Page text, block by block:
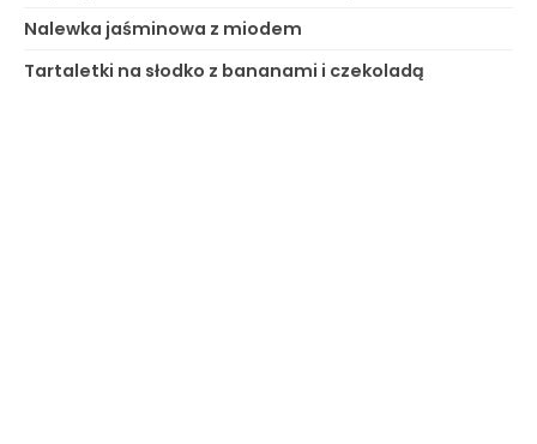
Nalewka jaśminowa z miodem
Tartaletki na słodko z bananami i czekoladą